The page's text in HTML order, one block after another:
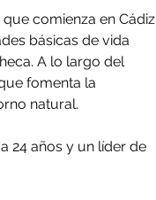
comienza en Cádiz
básicas de vida
A lo largo del
fomenta la
natural.
24 años y un líder de